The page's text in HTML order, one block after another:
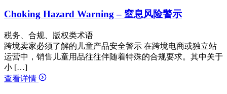
Choking Hazard Warning – 窒息风险警示
税务、合规、版权类术语
跨境卖家必须了解的儿童产品安全警示 在跨境电商或独立站
运营中，销售儿童用品往往伴随着特殊的合规要求。其中关于
小 […]
查看详情